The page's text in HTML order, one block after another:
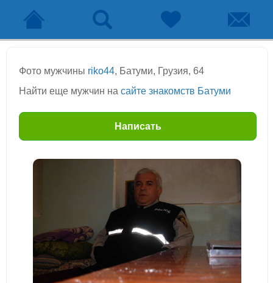
Фото мужчины riko44, Батуми, Грузия, 64
Найти еще мужчин на сайте знакомств Батуми
Написать